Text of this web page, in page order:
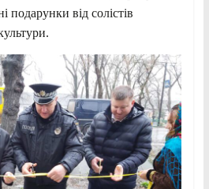
подарунки від солістів